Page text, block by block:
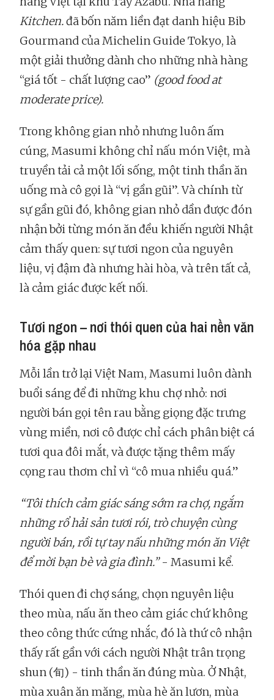
Kitchen.đã bốn năm liền đạt danh hiệu Bib
Gourmand của Michelin Guide Tokyo, là
một giải thưởng dành cho những nhà hàng
“giá tốt - chất lượng cao” (good food at
moderate price).
Trong không gian nhỏ nhưng luôn ấm
cúng, Masumi không chỉ nấu món Việt, mà
truyền tải cả một lối sống, một tinh thần ăn
uống mà cô gọi là “vị gần gũi”. Và chính từ
sự gần gũi đó, không gian nhỏ dần được đón
nhận bởi từng món ăn đều khiến người Nhật
cảm thấy quen: sự tươi ngon của nguyên
liệu, vị đậm đà nhưng hài hòa, và trên tất cả,
là cảm giác được kết nối.
Tươi ngon – nơi thói quen của hai nền văn
hóa gặp nhau
Mỗi lần trở lại Việt Nam, Masumi luôn dành
buổi sáng để đi những khu chợ nhỏ: nơi
người bán gọi tên rau bằng giọng đặc trưng
vùng miền, nơi cô được chỉ cách phân biệt cá
tươi qua đôi mắt, và được tặng thêm mấy
cọng rau thơm chỉ vì “cô mua nhiều quá.”
“Tôi thích cảm giác sáng sớm ra chợ, ngắm
những rổ hải sản tươi rói, trò chuyện cùng
người bán, rồi tự tay nấu những món ăn Việt
để mời bạn bè và gia đình.”- Masumi kể.
Thói quen đi chợ sáng, chọn nguyên liệu
theo mùa, nấu ăn theo cảm giác chứ không
theo công thức cứng nhắc, đó là thứ cô nhận
thấy rất gần với cách người Nhật trân trọng
shun (旬) - tinh thần ăn đúng mùa. Ở Nhật,
mùa xuân ăn măng, mùa hè ăn lươn, mùa